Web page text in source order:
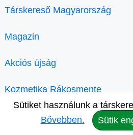
Társkereső Magyarország
Magazin
Akciós újság
Kozmetika Rákosmente
Sütiket használunk a
Bővebben.
Sütik